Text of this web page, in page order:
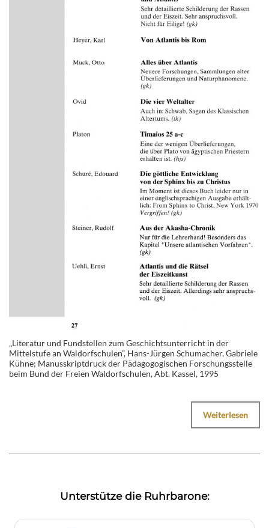
„Literatur und Fundstellen zum Geschichtsunterricht in der
Mittelstufe an Waldorfschulen”, Hans-Jürgen Schumacher, Gabriele
Kühne; Manusskriptdruck der Pädagogogischen Forschungsstelle
beim Bund der Freien Waldorfschulen, Abt. Kassel, 1995
Weiterlesen
Unterstütze die Ruhrbarone: